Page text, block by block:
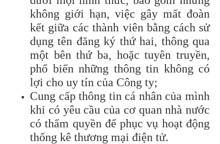
không giới hạn, việc gây mất đoàn
kết giữa các thành viên bằng cách sử
dụng tên đăng ký thứ hai, thông qua
một bên thứ ba, hoặc tuyên truyền,
phổ biến những thông tin không có
lợi cho uy tín của Công ty;
Cung cấp thông tin cá nhân của mình
khi có yêu cầu của cơ quan nhà nước
có thẩm quyền để phục vụ hoạt động
thống kê thương mại điện tử.